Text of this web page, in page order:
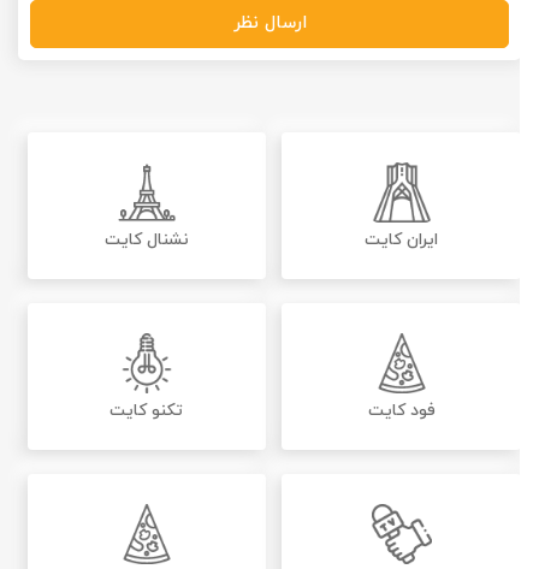
ارسال نظر
ایران کایت نشنال کایت
فود کایت تکنو کایت